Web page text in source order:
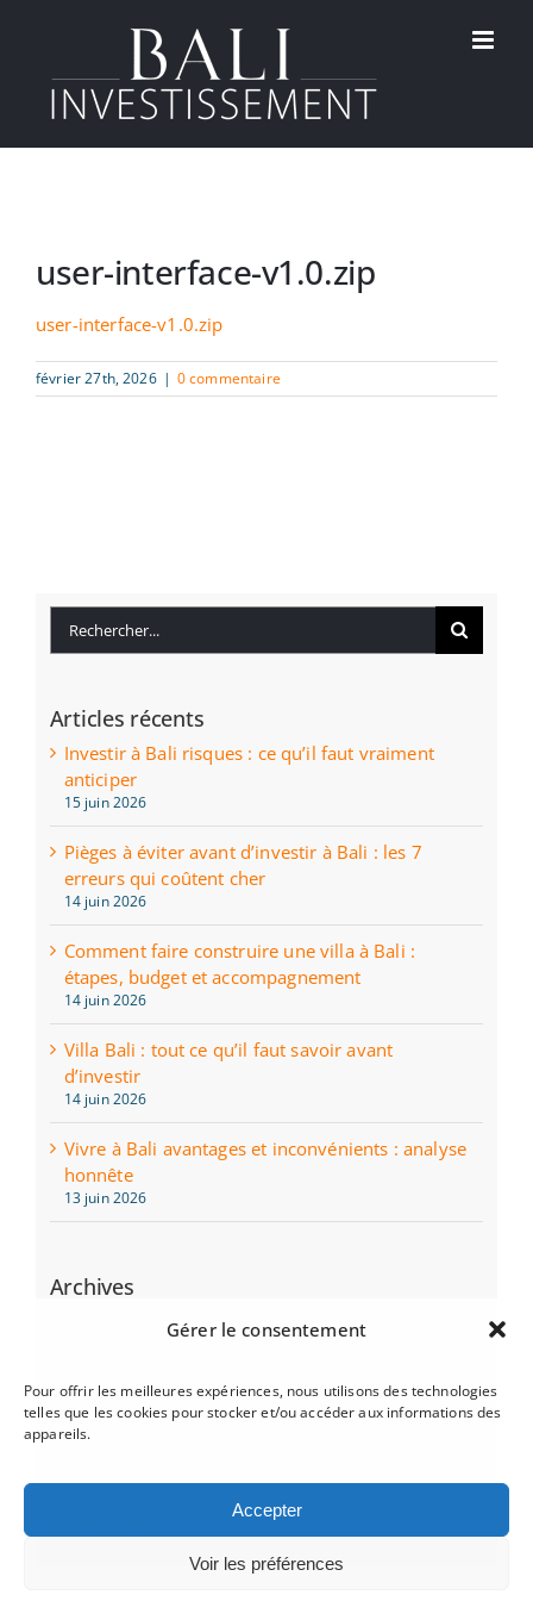
Gérer le consentement
Pour offrir les meilleures expériences, nous utilisons des technologies
telles que les cookies pour stocker et/ou accéder aux informations des
appareils.
Accepter
Voir les préférences
user-interface-v1.0.zip
user-interface-v1.0.zip
février 27th, 2026 | 0 commentaire
Rechercher:
Articles récents
Investir à Bali risques : ce qu’il faut vraiment
anticiper
15 juin 2026
Pièges à éviter avant d’investir à Bali : les 7
erreurs qui coûtent cher
14 juin 2026
Comment faire construire une villa à Bali :
étapes, budget et accompagnement
14 juin 2026
Villa Bali : tout ce qu’il faut savoir avant
d’investir
14 juin 2026
Vivre à Bali avantages et inconvénients : analyse
honnête
13 juin 2026
Archives
mars 2025